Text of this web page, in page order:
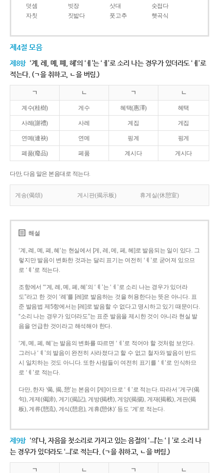
덧셈
빗장 삿대
숫접다
자칫
짓밟다 풋고추 햇곡식
제4절 모음
제8항 ‘계, 례, 몌, 폐, 혜’의 ‘ㅖ’는 ‘ㅔ’로 소리 나는 경우가 있더라도 ‘ㅖ’로
적는다. (ㄱ을 취하고, ㄴ을 버림.)
ㄱ ㄴ ㄱ ㄴ
계수(桂樹) 게수 혜택(惠澤) 헤택
사례(謝禮) 사레 계집 게집
연몌(連袂) 연메 핑계 핑게
폐품(廢品) 페품 계시다 게시다
다만, 다음 말은 본음대로 적는다.
게송(偈頌) 게시판(揭示板) 휴게실(休憩室)
해설
‘계, 례, 몌, 폐, 혜’는 현실에서 [게, 레, 메, 페, 헤]로 발음되는 일이 있다. 그
렇지만 발음이 변화한 것과는 달리 표기는 여전히 ‘ㅖ’로 굳어져 있으므
로 ‘ㅖ’로 적는다.
조항에서 “‘계, 례, 몌, 폐, 혜’의 ‘ㅖ’는 ‘ㅔ’로 소리 나는 경우가 있더라
도”라고 한 것이 ‘례’를 [레]로 발음하는 것을 허용한다는 뜻은 아니다. 표
준 발음법 제5항에서는 [레]로 발음할 수 없다고 명시하고 있기 때문이다.
“소리 나는 경우가 있더라도”는 표준 발음을 제시한 것이 아니라 현실 발
음을 언급한 것이라고 해석해야 한다.
‘계, 몌, 폐, 혜’는 발음의 변화를 따르면 ‘ㅔ’로 적어야 할 것처럼 보인다.
그러나 ‘ㅖ’의 발음이 완전히 사라졌다고 할 수 없고 철자와 발음이 반드
시 일치하는 것도 아니다. 또한 사람들이 여전히 표기를 ‘ㅖ’로 인식하므
로 ‘ㅖ’로 적는다.
다만, 한자 ‘偈, 揭, 憩’는 본음이 [게]이므로 ‘ㅔ’로 적는다. 따라서 ‘게구(偈
句), 게제(偈諦), 게기(揭記), 게방(揭榜), 게양(揭揚), 게재(揭載), 게판(揭
板), 게류(憩流), 게식(憩息), 게휴(憩休)’ 등도 ‘게’로 적는다.
제9항 ‘의’나, 자음을 첫소리로 가지고 있는 음절의 ‘ㅢ’는 ‘ㅣ’로 소리 나
는 경우가 있더라도 ‘ㅢ’로 적는다. (ㄱ을 취하고, ㄴ을 버림.)
ㄱ ㄴ ㄱ ㄴ